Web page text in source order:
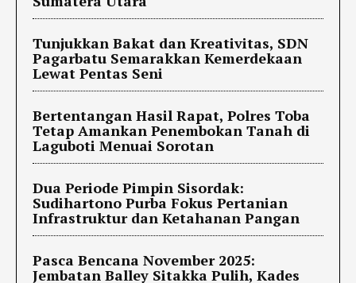
Tunjukkan Bakat dan Kreativitas, SDN
Pagarbatu Semarakkan Kemerdekaan
Lewat Pentas Seni
Bertentangan Hasil Rapat, Polres Toba
Tetap Amankan Penembokan Tanah di
Laguboti Menuai Sorotan
Dua Periode Pimpin Sisordak:
Sudihartono Purba Fokus Pertanian
Infrastruktur dan Ketahanan Pangan
Pasca Bencana November 2025:
Jembatan Balley Sitakka Pulih, Kades